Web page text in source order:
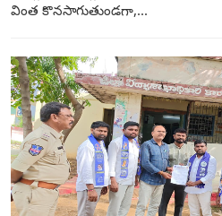
వింత కొనసాగుతుండగా,...